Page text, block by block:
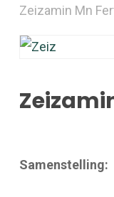
Zeizamin Mn
Samenstelling: